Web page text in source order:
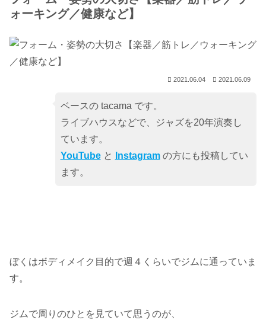
ォーキング／健康など】
2021.06.04 2021.06.09
ベースの tacama です。
ライブハウスなどで、ジャズを20年演奏し
ています。
YouTubeと Instagramの方にも投稿してい
ます。
ぼくはボディメイク目的で週４くらいでジムに通っていま
す。
ジムで周りのひとを見ていて思うのが、